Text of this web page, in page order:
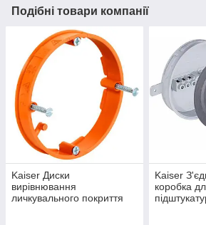
Подібні товари компанії
Kaiser Диски
вирівнювання
личкувального покриття
Kaiser
коробка